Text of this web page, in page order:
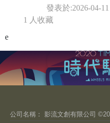
發表於:2026-04-11
1 人收藏
e
公司名稱： 影流文創有限公司